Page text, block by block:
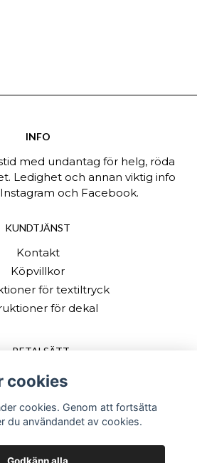
INFO
med undantag för helg, röda
Ledighet och annan viktig info
och Facebook.
KUNDTJÄNST
Kontakt
Köpvillkor
för textiltryck
för dekal
BETALSÄTT
cookies
cookies. Genom att fortsätta
du användandet av cookies.
Godkänn alla